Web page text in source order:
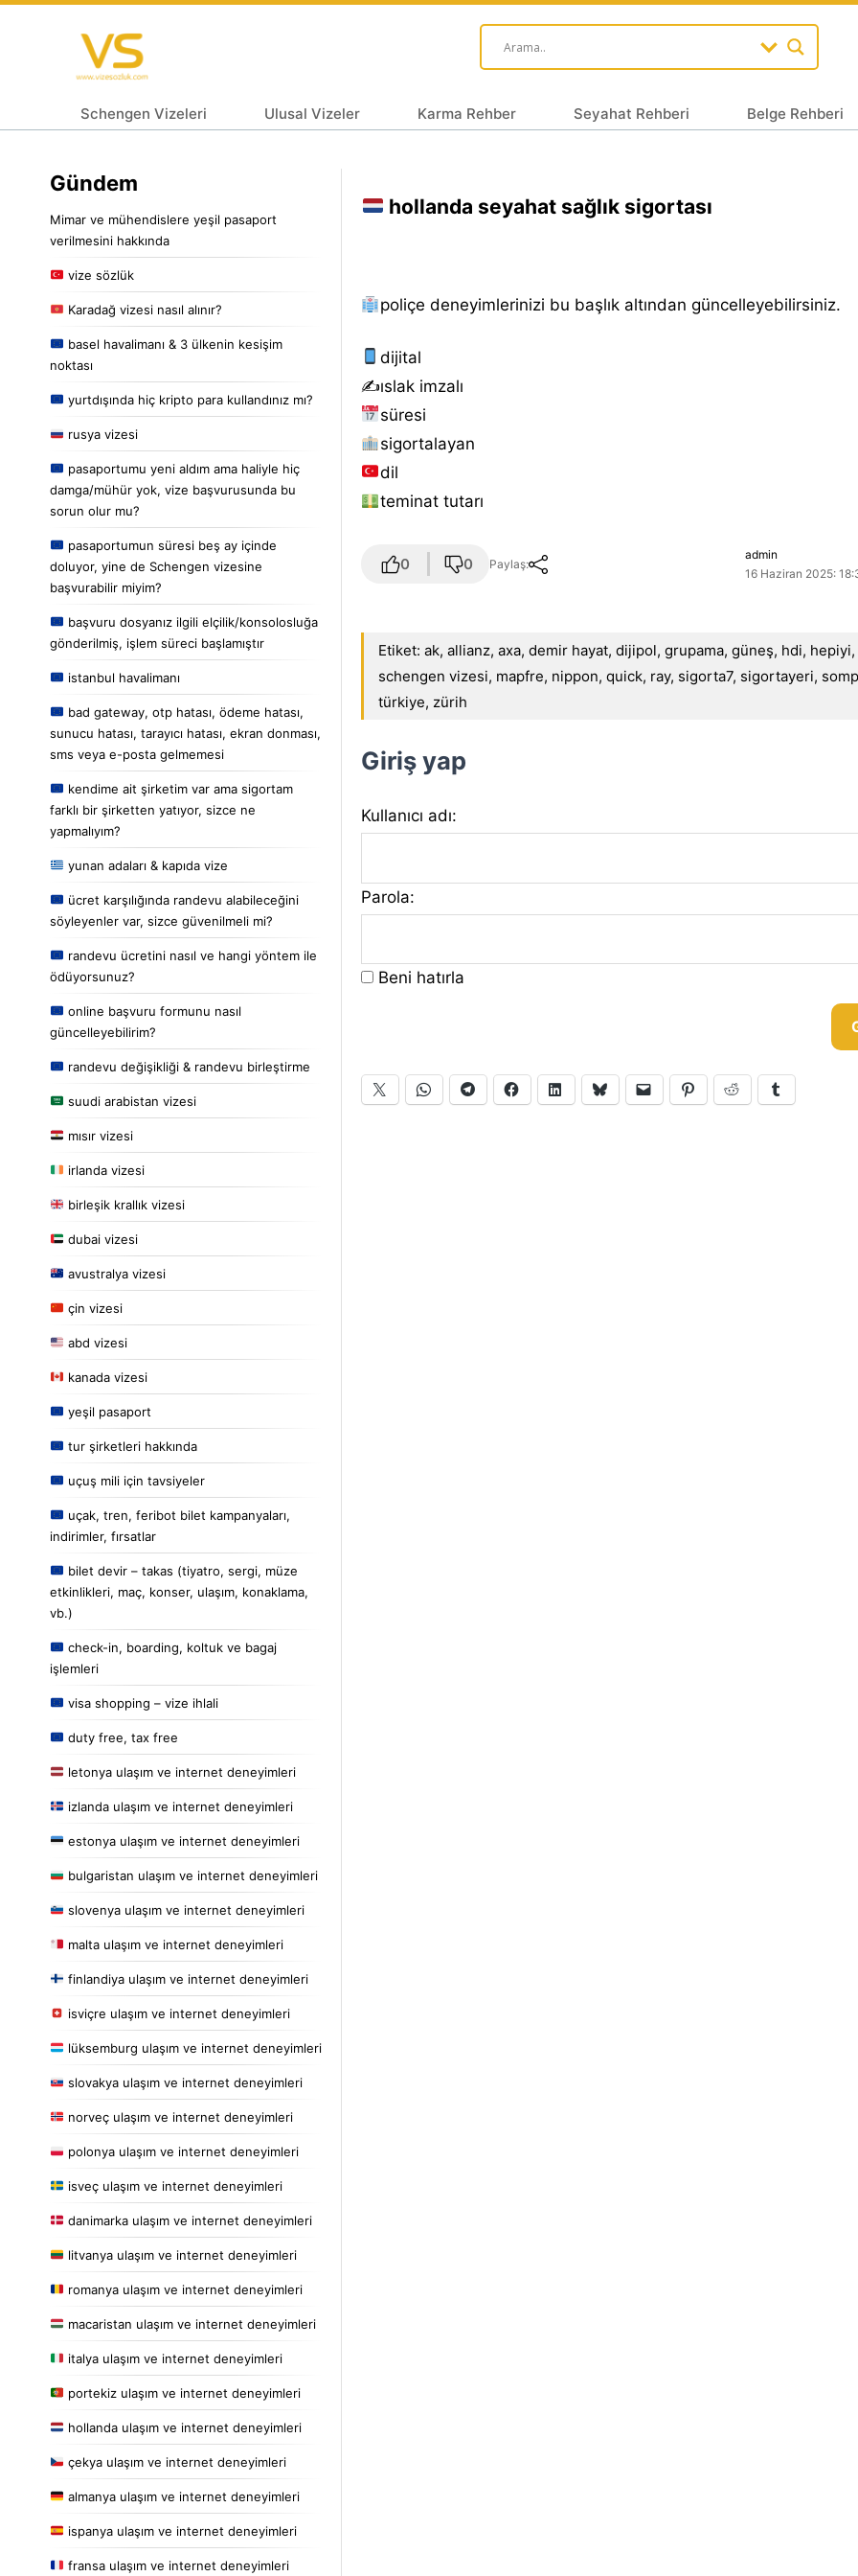
Schengen Vizeleri Ulusal Vizeler Karma Rehber Seyahat Rehberi Belge Rehberi
Gündem
Mimar ve mühendislere yeşil pasaport
verilmesini hakkında
vize sözlük
Karadağ vizesi nasıl alınır?
basel havalimanı & 3 ülkenin kesişim
noktası
yurtdışında hiç kripto para kullandınız mı?
rusya vizesi
pasaportumu yeni aldım ama haliyle hiç
damga/mühür yok, vize başvurusunda bu
sorun olur mu?
pasaportumun süresi beş ay içinde
doluyor, yine de Schengen vizesine
başvurabilir miyim?
başvuru dosyanız ilgili elçilik/konsolosluğa
gönderilmiş, işlem süreci başlamıştır
istanbul havalimanı
bad gateway, otp hatası, ödeme hatası,
sunucu hatası, tarayıcı hatası, ekran donması,
sms veya e-posta gelmemesi
kendime ait şirketim var ama sigortam
farklı bir şirketten yatıyor, sizce ne
yapmalıyım?
yunan adaları & kapıda vize
ücret karşılığında randevu alabileceğini
söyleyenler var, sizce güvenilmeli mi?
randevu ücretini nasıl ve hangi yöntem ile
ödüyorsunuz?
online başvuru formunu nasıl
güncelleyebilirim?
randevu değişikliği & randevu birleştirme
suudi arabistan vizesi
mısır vizesi
irlanda vizesi
birleşik krallık vizesi
dubai vizesi
avustralya vizesi
çin vizesi
abd vizesi
kanada vizesi
yeşil pasaport
tur şirketleri hakkında
uçuş mili için tavsiyeler
uçak, tren, feribot bilet kampanyaları,
indirimler, fırsatlar
bilet devir – takas (tiyatro, sergi, müze
etkinlikleri, maç, konser, ulaşım, konaklama,
vb.)
check-in, boarding, koltuk ve bagaj
işlemleri
visa shopping – vize ihlali
duty free, tax free
letonya ulaşım ve internet deneyimleri
izlanda ulaşım ve internet deneyimleri
estonya ulaşım ve internet deneyimleri
bulgaristan ulaşım ve internet deneyimleri
slovenya ulaşım ve internet deneyimleri
malta ulaşım ve internet deneyimleri
finlandiya ulaşım ve internet deneyimleri
isviçre ulaşım ve internet deneyimleri
lüksemburg ulaşım ve internet deneyimleri
slovakya ulaşım ve internet deneyimleri
norveç ulaşım ve internet deneyimleri
polonya ulaşım ve internet deneyimleri
isveç ulaşım ve internet deneyimleri
danimarka ulaşım ve internet deneyimleri
litvanya ulaşım ve internet deneyimleri
romanya ulaşım ve internet deneyimleri
macaristan ulaşım ve internet deneyimleri
italya ulaşım ve internet deneyimleri
portekiz ulaşım ve internet deneyimleri
hollanda ulaşım ve internet deneyimleri
çekya ulaşım ve internet deneyimleri
almanya ulaşım ve internet deneyimleri
ispanya ulaşım ve internet deneyimleri
fransa ulaşım ve internet deneyimleri
hollanda seyahat sağlık sigortası
poliçe deneyimlerinizi bu başlık altından güncelleyebilirsiniz.
dijital
✍️islak i̇mzalı
süresi
sigortalayan
dil
teminat tutarı
0 0 Paylaş:
admin
16 Haziran 2025:
Etiket:ak,allianz,axa,demir hayat,dijipol,grupama,güneş, hdi, hepiyi,
schengen vizesi, mapfre, nippon,quick, ray, sigorta7, sigortayeri,
türkiye, zürih
Giriş yap
Kullanıcı adı:
Parola:
Beni hatırla